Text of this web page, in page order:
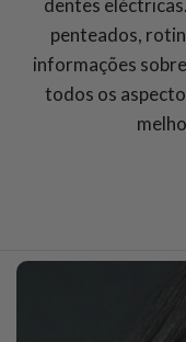
dentes
penteados,
informações
todos os